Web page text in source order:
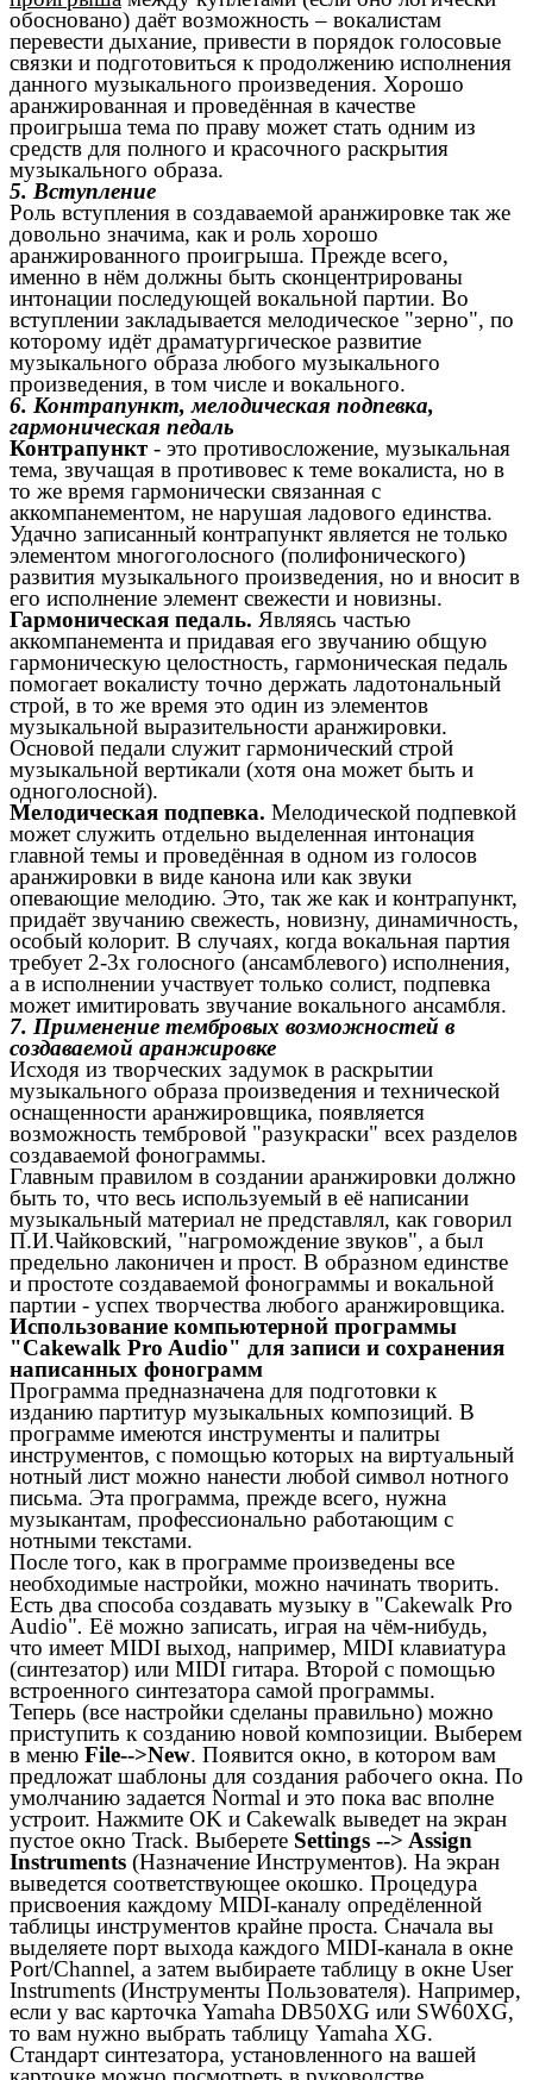
обосновано) даёт возможность – вокалистам
перевести дыхание, привести в порядок голосовые
связки и подготовиться к продолжению исполнения
данного музыкального произведения. Хорошо
аранжированная и проведённая в качестве
проигрыша тема по праву может стать одним из
средств для полного и красочного раскрытия
музыкального образа.
5. Вступление
Роль вступления в создаваемой аранжировке так же
довольно значима, как и роль хорошо
аранжированного проигрыша. Прежде всего,
именно в нём должны быть сконцентрированы
интонации последующей вокальной партии. Во
вступлении закладывается мелодическое "зерно", по
которому идёт драматургическое развитие
музыкального образа любого музыкального
произведения, в том числе и вокального.
6. Контрапункт, мелодическая подпевка,
гармоническая педаль
Контрапункт- это противосложение, музыкальная
тема, звучащая в противовес к теме вокалиста, но в
то же время гармонически связанная с
аккомпанементом, не нарушая ладового единства.
Удачно записанный контрапункт является не только
элементом многоголосного (полифонического)
развития музыкального произведения, но и вносит в
его исполнение элемент свежести и новизны.
Гармоническая педаль. Являясь частью
аккомпанемента и придавая его звучанию общую
гармоническую целостность, гармоническая педаль
помогает вокалисту точно держать ладотональный
строй, в то же время это один из элементов
музыкальной выразительности аранжировки.
Основой педали служит гармонический строй
музыкальной вертикали (хотя она может быть и
одноголосной).
Мелодическая подпевка. Мелодической подпевкой
может служить отдельно выделенная интонация
главной темы и проведённая в одном из голосов
аранжировки в виде канона или как звуки
опевающие мелодию. Это, так же как и контрапункт,
придаёт звучанию свежесть, новизну, динамичность,
особый колорит. В случаях, когда вокальная партия
требует 2-3х голосного (ансамблевого) исполнения,
а в исполнении участвует только солист, подпевка
может имитировать звучание вокального ансамбля.
7. Применение тембровых возможностей в
создаваемой аранжировке
Исходя из творческих задумок в раскрытии
музыкального образа произведения и технической
оснащенности аранжировщика, появляется
возможность тембровой "разукраски" всех разделов
создаваемой фонограммы.
Главным правилом в создании аранжировки должно
быть то, что весь используемый в её написании
музыкальный материал не представлял, как говорил
П.И.Чайковский, "нагромождение звуков", а был
предельно лаконичен и прост. В образном единстве
и простоте создаваемой фонограммы и вокальной
партии - успех творчества любого аранжировщика.
Использование компьютерной программы
"Cakewalk Pro Audio" для записи и сохранения
написанных фонограмм
Программа предназначена для подготовки к
изданию партитур музыкальных композиций. В
программе имеются инструменты и палитры
инструментов, с помощью которых на виртуальный
нотный лист можно нанести любой символ нотного
письма. Эта программа, прежде всего, нужна
музыкантам, профессионально работающим с
нотными текстами.
После того, как в программе произведены все
необходимые настройки, можно начинать творить.
Есть два способа создавать музыку в "Cakewalk Pro
Audio". Её можно записать, играя на чём-нибудь,
что имеет MIDI выход, например, MIDI клавиатура
(синтезатор) или MIDI гитара. Второй с помощью
встроенного синтезатора самой программы.
Теперь (все настройки сделаны правильно) можно
приступить к созданию новой композиции. Выберем
в меню File-->New. Появится окно, в котором вам
предложат шаблоны для создания рабочего окна. По
умолчанию задается Normal и это пока вас вполне
устроит. Нажмите OK и Cakewalk выведет на экран
пустое окно Track. Bыберете Settings --> Assign
Instruments (Назначение Инструментов). На экран
выведется соответствующее окошко. Процедура
присвоения каждому MIDI-каналу опредёленной
таблицы инструментов крайне проста. Сначала вы
выделяете порт выхода каждого MIDI-канала в окне
Port/Channel, а затем выбираете таблицу в окне User
Instruments (Инструменты Пользователя). Например,
если у вас карточка Yamaha DB50XG или SW60XG,
то вам нужно выбрать таблицу Yamaha XG.
Стандарт синтезатора, установленного на вашей